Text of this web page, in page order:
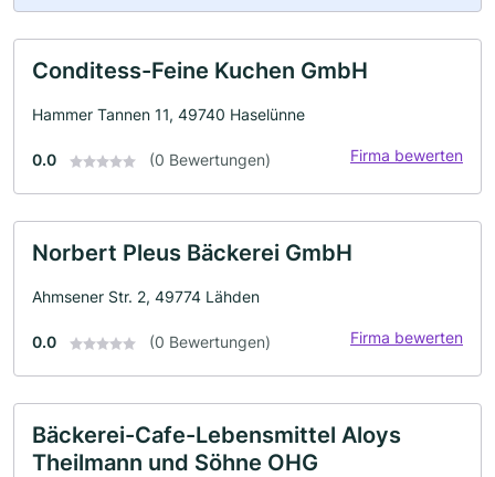
Conditess-Feine Kuchen GmbH
Hammer Tannen 11, 49740 Haselünne
0.0 (0 Bewertungen) Firma bewerten
Norbert Pleus Bäckerei GmbH
Ahmsener Str. 2, 49774 Lähden
0.0 (0 Bewertungen) Firma bewerten
Bäckerei-Cafe-Lebensmittel Aloys
Theilmann und Söhne OHG